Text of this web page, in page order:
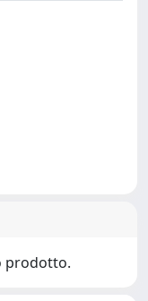
prodotto.